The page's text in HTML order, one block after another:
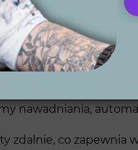
zgodnie z ustalonym
by spełniał
nawadniania,
zdalnie, co zapewnia